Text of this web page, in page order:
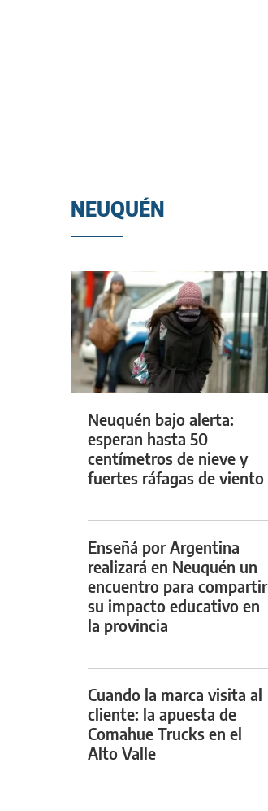
NEUQUÉN
Neuquén bajo alerta:
esperan hasta 50
centímetros de nieve y
fuertes ráfagas de viento
Enseñá por Argentina
realizará en Neuquén un
encuentro para compartir
su impacto educativo en
la provincia
Cuando la marca visita al
cliente: la apuesta de
Comahue Trucks en el
Alto Valle